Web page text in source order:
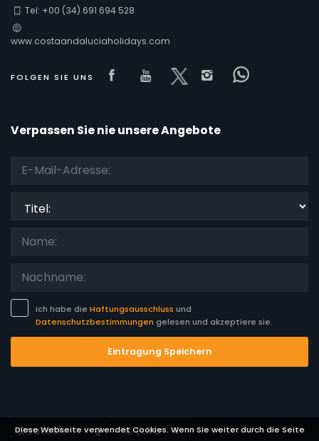
Diese Webseite verwendet Cookies. Wenn Sie weiter durch die Seite
Tel: +00 (34) 691 694 528
www.costaandaluciaholidays.com
FOLGEN SIE UNS Visit our Facebook page
Visit our youtube page
Visit our x page
Visit our
Visit our
Verpassen Sie nie unsere Angebote
Ich habe die Haftungsausschluss und
Datenschutzbestimmungen gelesen und akzeptiere sie.
Eintragung Speichern
Languages Currencies